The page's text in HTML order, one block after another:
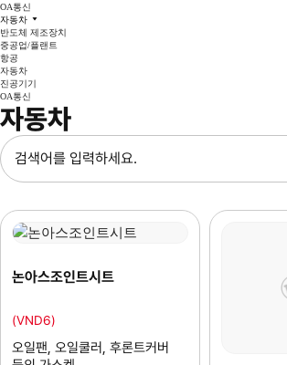
OA통신
자동차
반도체 제조장치
중공업/플랜트
항공
자동차
진공기기
OA통신
자동차
논아스조인트시트
(VND6)
오일팬, 오일쿨러, 후론트커버